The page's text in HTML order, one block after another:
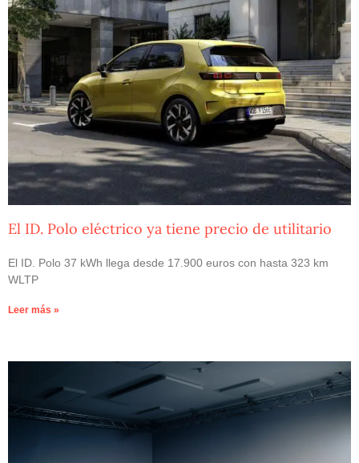
El ID. Polo eléctrico ya tiene precio de utilitario
El ID. Polo 37 kWh llega desde 17.900 euros con hasta 323 km
WLTP
Leer más »